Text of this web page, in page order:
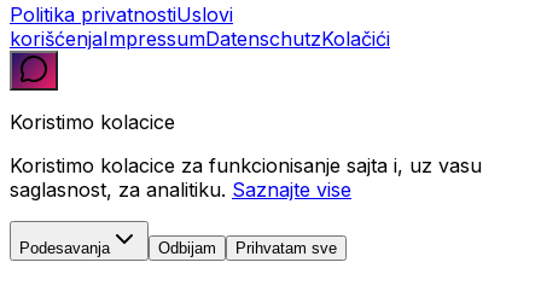
Politika privatnostiUslovi
korišćenjaImpressumDatenschutzKolačići
Koristimo kolacice
Koristimo kolacice za funkcionisanje sajta i, uz vasu
saglasnost, za analitiku. Saznajte vise
Podesavanja Odbijam Prihvatam sve